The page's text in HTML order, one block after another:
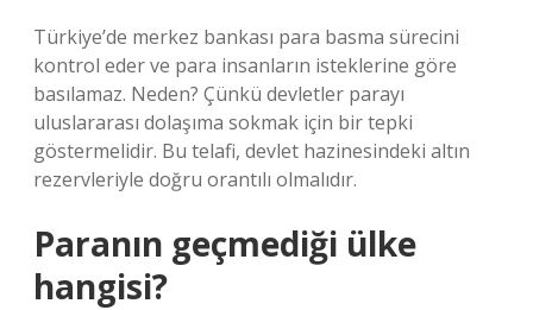
Türkiye’de merkez bankası para basma sürecini
kontrol eder ve para insanların isteklerine göre
basılamaz. Neden? Çünkü devletler parayı
uluslararası dolaşıma sokmak için bir tepki
göstermelidir. Bu telafi, devlet hazinesindeki altın
rezervleriyle doğru orantılı olmalıdır.
Paranın geçmediği ülke
hangisi?